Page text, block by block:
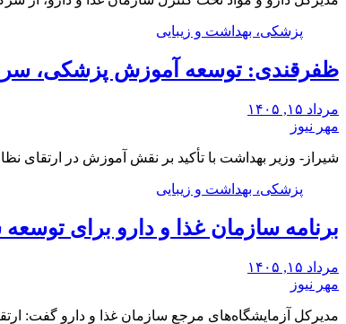
پزشکی، بهداشت و زیبایی
ظفرقندی: توسعه آموزش پزشکی،
مرداد ۱۵, ۱۴۰۵
مهر نیوز
شیراز- وزیر بهداشت با تأکید بر نقش آموزش در
پزشکی، بهداشت و زیبایی
برنامه سازمان غذا و دارو برای
مرداد ۱۵, ۱۴۰۵
مهر نیوز
مدیرکل آزمایشگاه‌های مرجع سازمان غذا و دارو گفت: